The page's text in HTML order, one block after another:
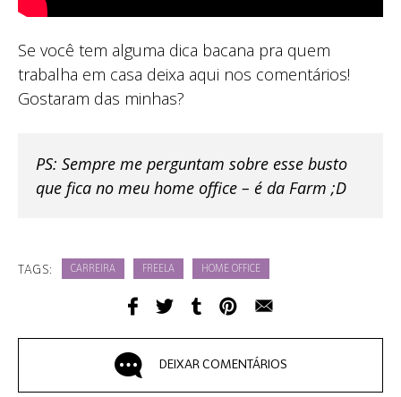
Se você tem alguma dica bacana pra quem
trabalha em casa deixa aqui nos comentários!
Gostaram das minhas?
PS: Sempre me perguntam sobre esse busto
que fica no meu home office – é da Farm ;D
TAGS: CARREIRA FREELA HOME OFFICE
DEIXAR COMENTÁRIOS